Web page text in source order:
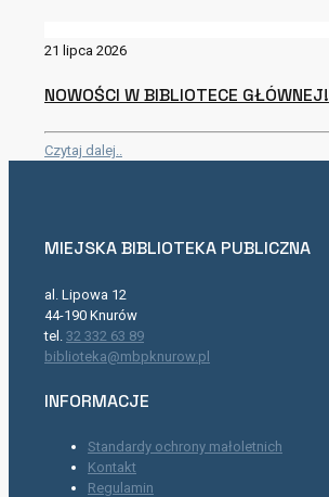
21 lipca 2026
NOWOŚCI W BIBLIOTECE GŁÓWNEJ!
Czytaj dalej..
MIEJSKA BIBLIOTEKA PUBLICZNA
al. Lipowa 12
44-190 Knurów
tel. 32 332 63 89
biblioteka@mbpknurow.pl
INFORMACJE
Standardy ochrony małoletnich
Kontakt
Regulamin